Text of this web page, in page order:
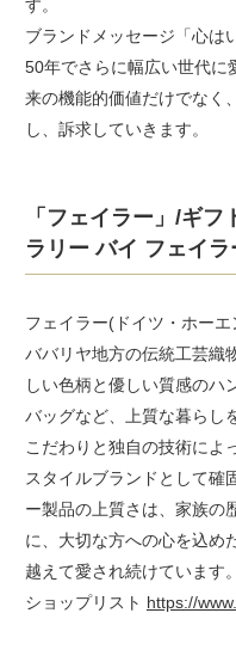
す。
ブランドメッセージ「心は
50年でさらに幅広い世代に
来の機能的価値だけでなく
し、訴求していきます。
「フェイラー」/ギ
ラリー バイ フェイ
フェイラー(ドイツ・ホー
ババリヤ地方の伝統工芸織
しい色柄と優しい質感のハ
バッグなど、上質な暮らし
こだわりと独自の技術によ
スタイルブランドとして確
ー製品の上質さは、家族の
に、大切な方への心を込め
越えて愛され続けています。
ショップリスト https://